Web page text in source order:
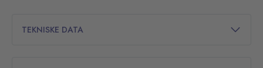
TEKNISKE DATA